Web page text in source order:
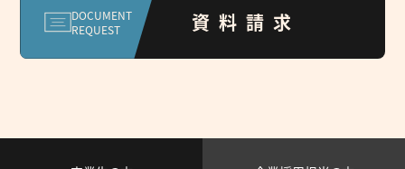
DOCUMENT
REQUEST
資料請求